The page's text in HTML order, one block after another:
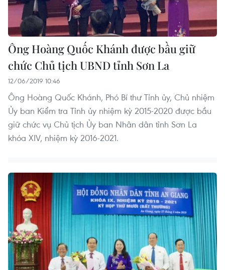
Ông Hoàng Quốc Khánh được bầu giữ
chức Chủ tịch UBND tỉnh Sơn La
12/06/2019 10:46
Ông Hoàng Quốc Khánh, Phó Bí thư Tỉnh ủy, Chủ nhiệm
Ủy ban Kiểm tra Tỉnh ủy nhiệm kỳ 2015-2020 được bầu
giữ chức vụ Chủ tịch Ủy ban Nhân dân tỉnh Sơn La
khóa XIV, nhiệm kỳ 2016-2021.